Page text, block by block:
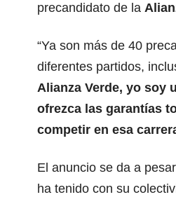
precandidato de la
“Ya son más de 40
diferentes partidos,
Alianza Verde, yo soy
ofrezca las garantías
competir en esa
El anuncio se da a
ha tenido con su